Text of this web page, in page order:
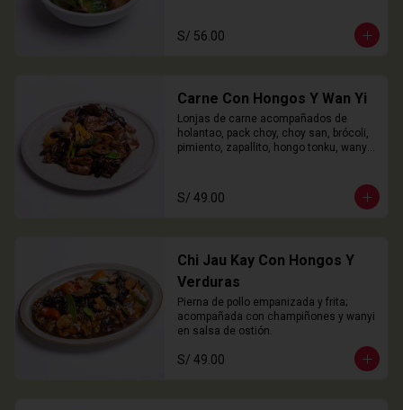
S/ 56.00
Carne Con Hongos Y Wan Yi
Lonjas de carne acompañados de
holantao, pack choy, choy san, brócoli,
pimiento, zapallito, hongo tonku, wanyi
S/ 49.00
Chi Jau Kay Con Hongos Y
Verduras
Pierna de pollo empanizada y frita;
acompañada con champiñones y wanyi
en salsa de ostión.
S/ 49.00